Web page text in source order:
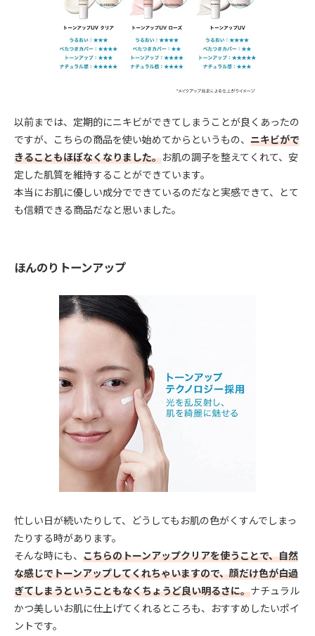
以前までは、定期的にニキビができてしまうことが良くあったの
ですが、こちらの商品を使い始めてからというもの、 ニキビがで
きることもほぼなくなりました。お肌の調子を整えてくれて、安
定した肌質を維持することができています。
本当にお肌に優しい成分でできているのだなと実感できて、とて
も信頼できる商品だなと思いました。
ほんのりトーンアップ
忙しい日が続いたりして、どうしてもお肌の色がくすんでしまっ
たりする時があります。
そんな時にも、 こちらのトーンアップクリアを使うことで、自然
な感じでトーンアップしてくれちゃいますので、顔だけ色が白過
ぎてしまうということもなくちょうど良い明るさに。ナチュラル
かつ美しいお肌に仕上げてくれるところも、おすすめしたいポイ
ントです。